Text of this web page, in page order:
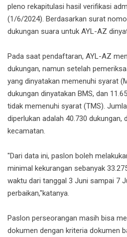
pleno rekapitulasi hasil verifikasi
(1/6/2024). Berdasarkan surat
dukungan suara untuk AYL-AZ
Pada saat pendaftaran, AYL-AZ
dukungan, namun setelah
yang dinyatakan memenuhi syarat
dukungan dinyatakan BMS, dan
tidak memenuhi syarat (TMS).
diperlukan adalah 40.730 dukungan,
kecamatan.
"Dari data ini, paslon boleh
minimal kekurangan sebanyak
waktu dari tanggal 3 Juni sampai 7
perbaikan,"katanya.
Paslon perseorangan masih bisa
dokumen dengan kriteria dokumen